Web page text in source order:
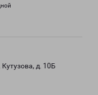
д. 10Б